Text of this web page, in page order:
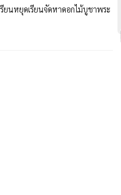
ยนหยุดเรียนจัดหาดอกไม้บูชาพระ